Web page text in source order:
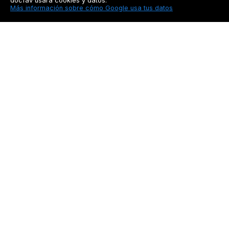
Más información sobre cómo Google usa tus datos